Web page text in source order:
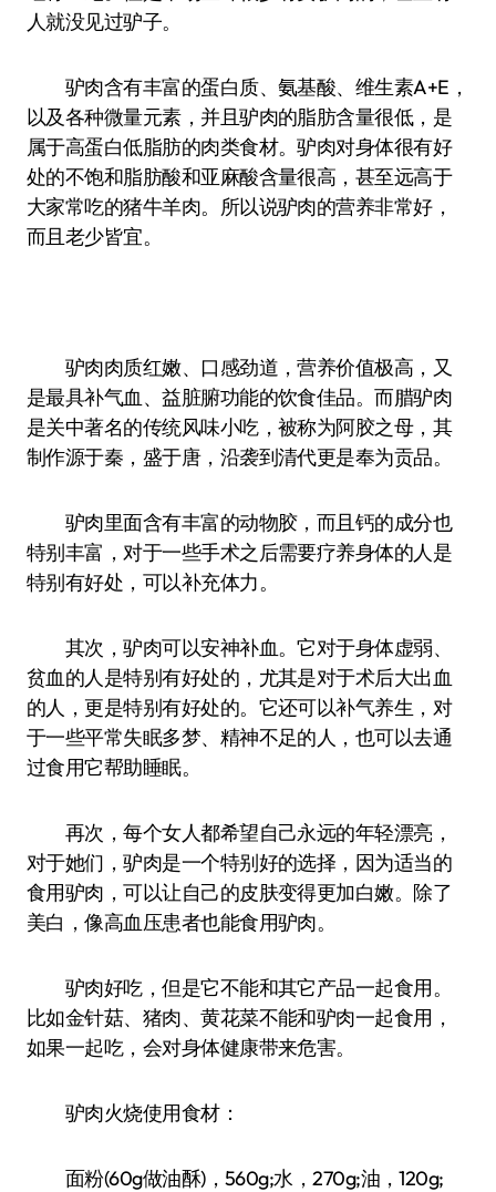
人就没见过驴子。
驴肉含有丰富的蛋白质、氨基酸、维生素A+E，
以及各种微量元素，并且驴肉的脂肪含量很低，是
属于高蛋白低脂肪的肉类食材。驴肉对身体很有好
处的不饱和脂肪酸和亚麻酸含量很高，甚至远高于
大家常吃的猪牛羊肉。所以说驴肉的营养非常好，
而且老少皆宜。
驴肉肉质红嫩、口感劲道，营养价值极高，又
是最具补气血、益脏腑功能的饮食佳品。而腊驴肉
是关中著名的传统风味小吃，被称为阿胶之母，其
制作源于秦，盛于唐，沿袭到清代更是奉为贡品。
驴肉里面含有丰富的动物胶，而且钙的成分也
特别丰富，对于一些手术之后需要疗养身体的人是
特别有好处，可以补充体力。
其次，驴肉可以安神补血。它对于身体虚弱、
贫血的人是特别有好处的，尤其是对于术后大出血
的人，更是特别有好处的。它还可以补气养生，对
于一些平常失眠多梦、精神不足的人，也可以去通
过食用它帮助睡眠。
再次，每个女人都希望自己永远的年轻漂亮，
对于她们，驴肉是一个特别好的选择，因为适当的
食用驴肉，可以让自己的皮肤变得更加白嫩。除了
美白，像高血压患者也能食用驴肉。
驴肉好吃，但是它不能和其它产品一起食用。
比如金针菇、猪肉、黄花菜不能和驴肉一起食用，
如果一起吃，会对身体健康带来危害。
驴肉火烧使用食材：
面粉(60g做油酥)，560g;水，270g;油，120g;